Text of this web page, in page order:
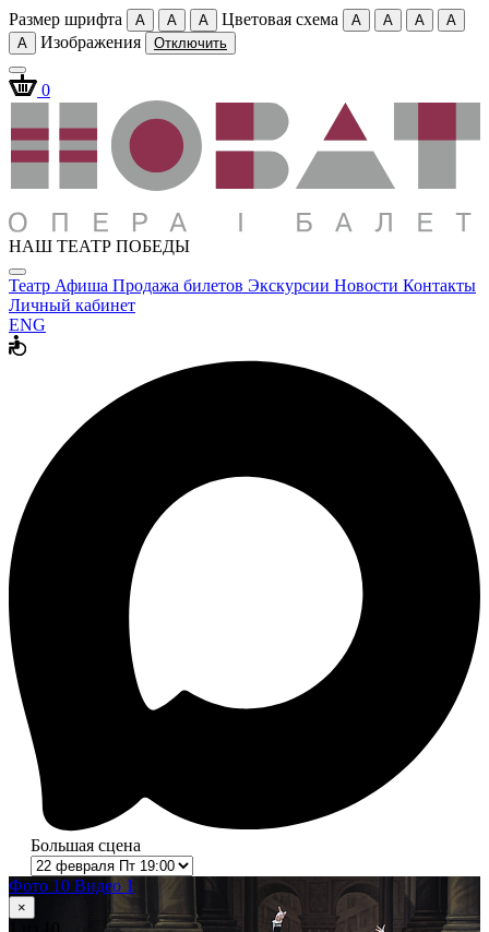
Размер шрифта A A A Цветовая схема A A A
A
A
Изображения Отключить
0
НАШ ТЕАТР ПОБЕДЫ
Театр Афиша Продажа билетов Экскурсии Новости Контакты
Личный кабинет
ENG
Большая сцена
Фото 10 Видео 1
×